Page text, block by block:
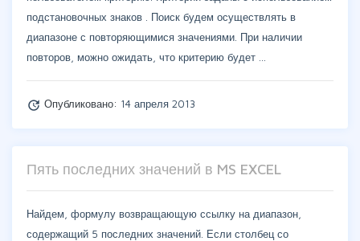
подстановочных знаков . Поиск будем осуществлять в
диапазоне с повторяющимися значениями. При наличии
повторов, можно ожидать, что критерию будет …
update Опубликовано: 14 апреля 2013
Пять последних значений в MS EXCEL
Найдем, формулу возвращающую ссылку на диапазон,
содержащий 5 последних значений. Если столбец со